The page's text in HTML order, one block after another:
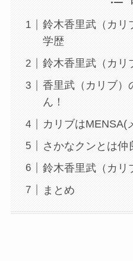
鈴木香里武（カリ
学歴
鈴木香里武（カリ
香里武（カリブ）
ん！
カリブはMENSA(
さかなクンとは
鈴木香里武（カリ
まとめ